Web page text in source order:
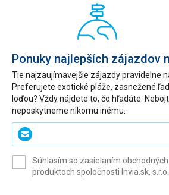
Ponuky najlepších zájazdov
Tie najzaujímavejšie zájazdy pravidelne
Preferujete exotické pláže, zasnežené
loďou? Vždy nájdete to, čo hľadáte.
neposkytneme nikomu inému.
Zadajte
svoj
(povinné)
Súhlasím so zasielaním
produktoch spoločnosti Invia.sk, s.r.o.